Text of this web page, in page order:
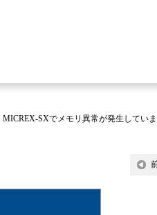
トップ
トップ
トップ
MICREX-SXでメモリ異常が発生してい